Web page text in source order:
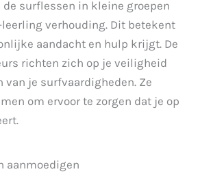
de surflessen in kleine groepen
leerling verhouding. Dit betekent
aandacht en hulp krijgt. De
richten zich op je veiligheid
van je surfvaardigheden. Ze
om ervoor te zorgen dat je op
aanmoedigen